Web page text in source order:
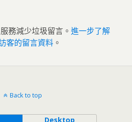
務減少垃圾留言。 進一步了解
客的留言資料 。
Back to top
Desktop